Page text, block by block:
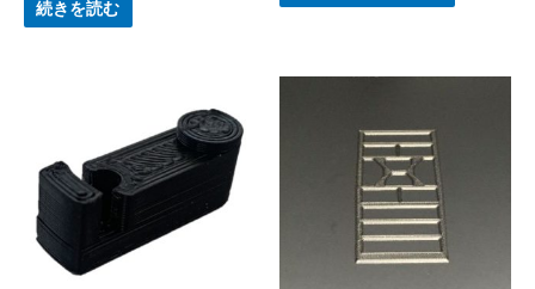
続きを読む